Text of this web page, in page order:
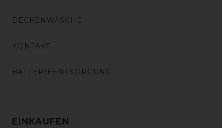
DECKENWÄSCHE
KONTAKT
BATTERIEENTSORGUNG
EINKAUFEN